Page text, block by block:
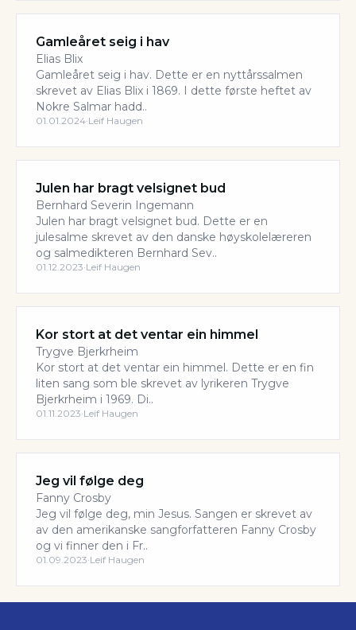
Gamleåret seig i hav
Elias Blix
Gamleåret seig i hav. Dette er en nyttårssalmen
skrevet av Elias Blix i 1869. I dette første heftet av
Nokre Salmar hadd..
01.01.2024·Leif Haugen
Julen har bragt velsignet bud
Bernhard Severin Ingemann
Julen har bragt velsignet bud. Dette er en
julesalme skrevet av den danske høyskolelæreren
og salmedikteren Bernhard Sev..
01.12.2023·Leif Haugen
Kor stort at det ventar ein himmel
Trygve Bjerkrheim
Kor stort at det ventar ein himmel. Dette er en fin
liten sang som ble skrevet av lyrikeren Trygve
Bjerkrheim i 1969. Di..
01.11.2023·Leif Haugen
Jeg vil følge deg
Fanny Crosby
Jeg vil følge deg, min Jesus. Sangen er skrevet av
av den amerikanske sangforfatteren Fanny Crosby
og vi finner den i Fr..
01.09.2023·Leif Haugen